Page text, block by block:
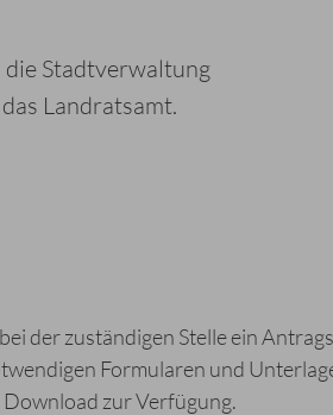
die Stadtverwaltung
Landratsamt.
der zuständigen Stelle ein
Formularen und
zur Verfügung.